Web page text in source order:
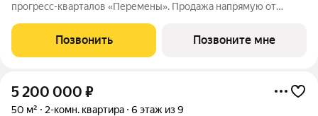
прогресс-кварталов «Перемены». Продажа напрямую от
Индивидуальный подбор наиболее выгодного варианта
покупки. Бесплатное сопровождение по
Позвонить Позвоните мне
5 200 000 ₽
50 м² 2-комн. квартира 6 этаж из 9